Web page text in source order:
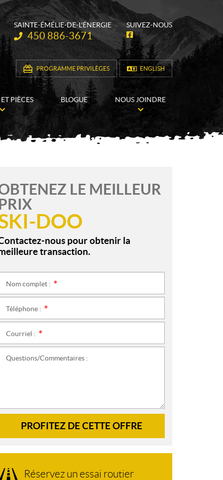
SAINTE-ÉMÉLIE-DE-L'ÉNERGIE
Téléphone :
450 886-3671
SUIVEZ-NOUS
F
a
c
e
b
o
o
PROGRAMME PRIVILÈGES ENGLISH
PIÈCES BLOGUE NOUS JOINDRE
LE MEILLEUR
DOO
nous pour obtenir la
transaction.
Nom complet :
Téléphone :
Courriel :
Questions/Commentaires :
PROFITEZ DE CETTE OFFRE
Réservez un essai routier